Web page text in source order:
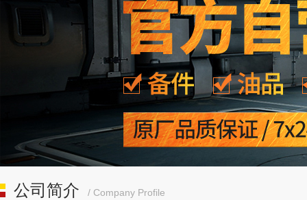
公司简介 / Company Profile